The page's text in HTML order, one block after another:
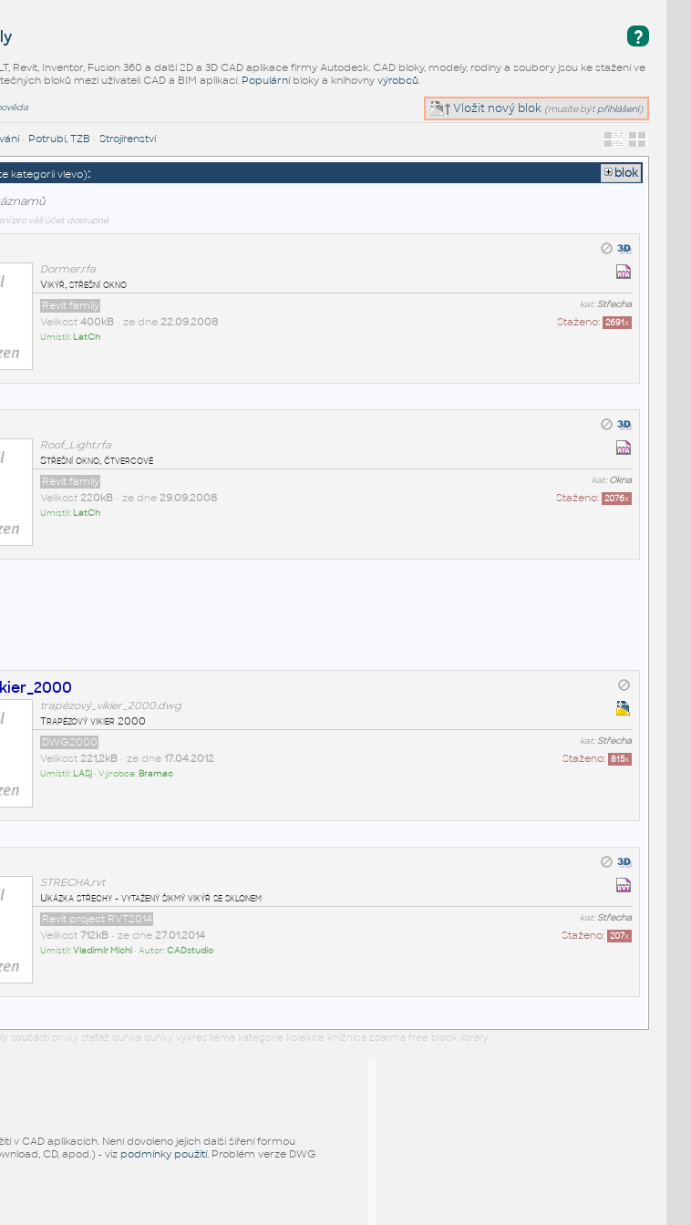
?
Revit, Inventor, Fusion 360 a další 2D a 3D CAD aplikace firmy Autodesk. CAD bloky, modely, rodiny a soubory jsou ke stažení ve
bloků mezi uživateli CAD a BIM aplikací. Populárníbloky a knihovny výrobců.
Vložit nový blok (musíte být přihlášeni)
• Potrubí, TZB • Strojírenství
kategorii vlevo):
blok
pro váš účet dostupné
Dormer.rfa
Vikýř, střešní okno
kat:Střecha
Revit family
Staženo: 2691x
Velikost 400kB• ze dne 22.09.2008
Umístil: LatCh
Roof_Light.rfa
Střešní okno, čtvercové
kat:Okna
Revit family
Staženo: 2076x
Velikost 220kB• ze dne 29.09.2008
Umístil: LatCh
trapézový_vikier_2000.dwg
Trapézový vikier 2000
kat:Střecha
DWG2000
Staženo: 815x
Velikost 221,2kB• ze dne 17.04.2012
Umístil: LASj• Výrobce: Bramac
STRECHA.rvt
Ukázka střechy - vytažený šikmý vikýř se sklonem
kat:Střecha
Revit project RVT2014
Staženo: 207x
Velikost 712kB• ze dne 27.01.2014
Umístil:Vladimír Michl• Autor:CADstudio
součásti prvky stafáž buňka buňky výkres téma kategorie kolekce knižnica zdarma free block library
v CAD aplikacích. Není dovoleno jejich další šíření formou
CD, apod.) - viz podmínky použití. Problém verze DWG